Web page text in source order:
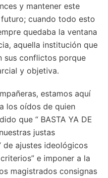
y mantener este
cuando todo esto
quedaba la ventana
aquella institución que
sus conflictos porque
y objetiva.
estamos aquí
los oídos de quien
que “ BASTA YA DE
justas
de ajustes ideológicos
e imponer a la
magistrados consignas